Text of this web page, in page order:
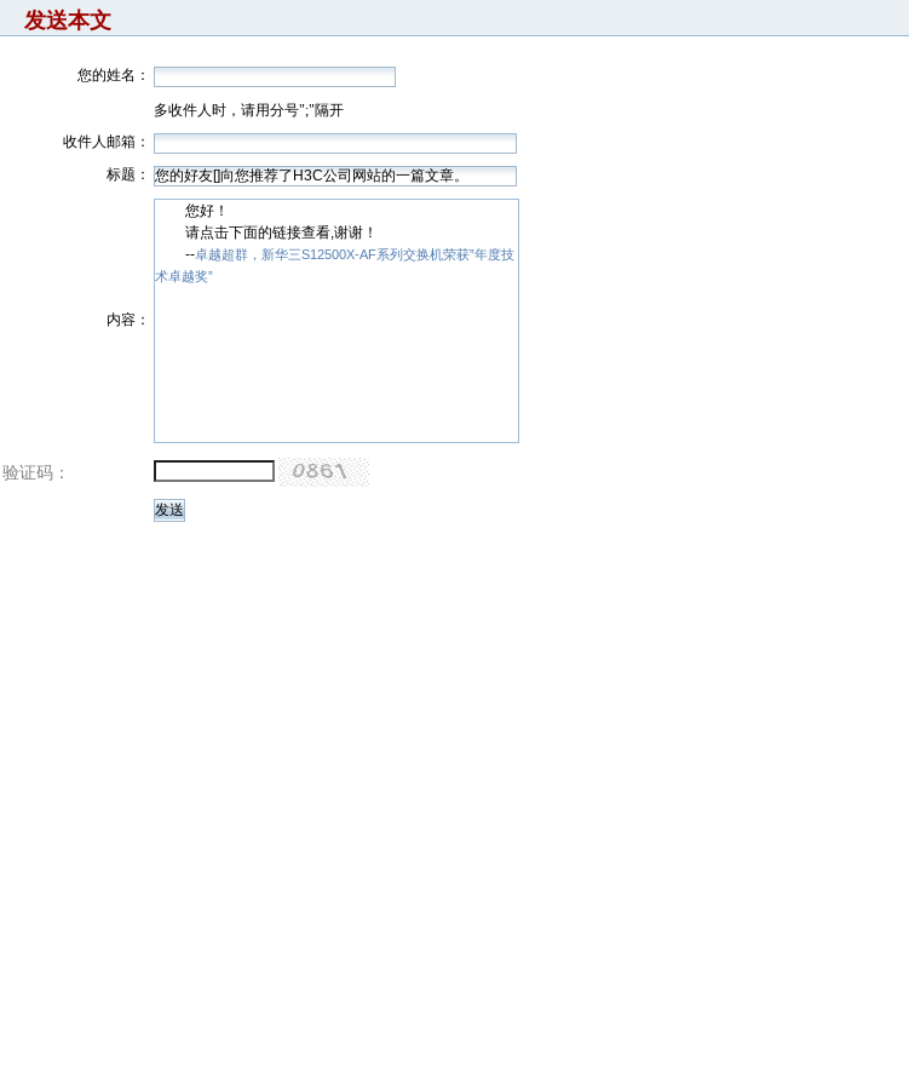
发送本文
您的姓名：
多收件人时，请用分号";"隔开
收件人邮箱：
标题：
内容：
您好！
请点击下面的链接查看,谢谢！
--卓越超群，新华三S12500X-AF系列交换机荣获”年度技
术卓越奖”
验证码：